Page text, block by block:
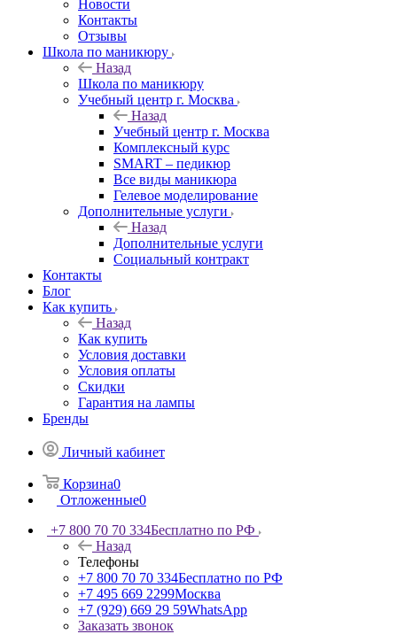
Новости
Контакты
Отзывы
Школа по маникюру
Назад
Школа по маникюру
Учебный центр г. Москва
Назад
Учебный центр г. Москва
Комплексный курс
SMART – педикюр
Все виды маникюра
Гелевое моделирование
Дополнительные услуги
Назад
Дополнительные услуги
Социальный контракт
Контакты
Блог
Как купить
Назад
Как купить
Условия доставки
Условия оплаты
Скидки
Гарантия на лампы
Бренды
Личный кабинет
Корзина0
Отложенные0
+7 800 70 70 334Бесплатно по РФ
Назад
Телефоны
+7 800 70 70 334Бесплатно по РФ
+7 495 669 2299Москва
+7 (929) 669 29 59WhatsApp
Заказать звонок